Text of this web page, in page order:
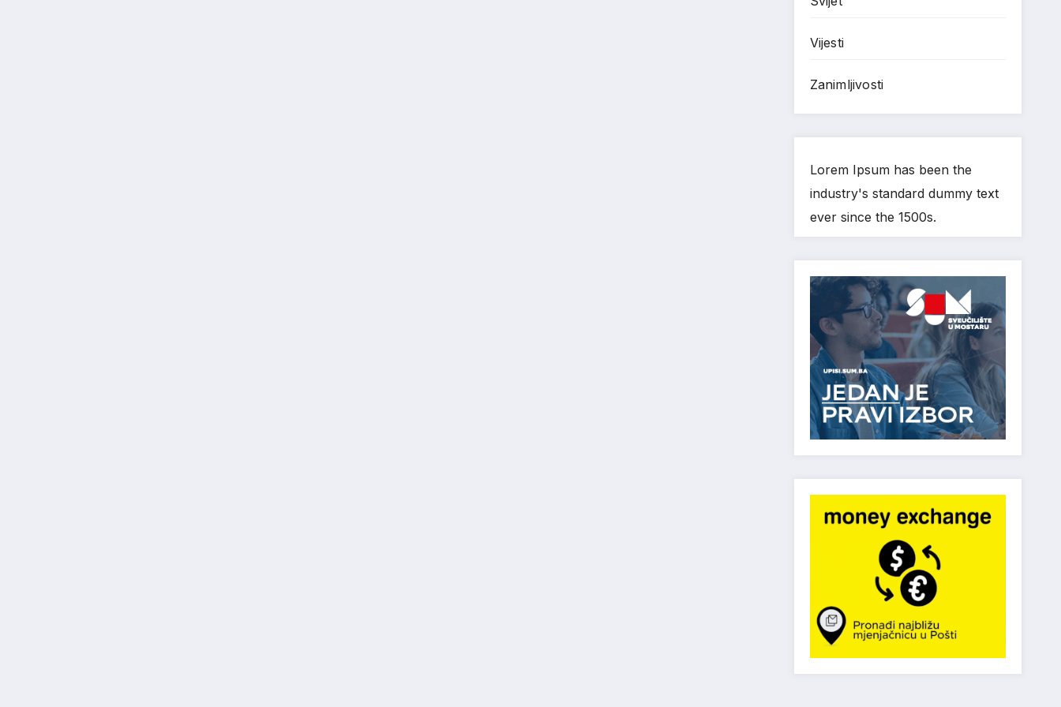
Vijesti
Zanimljivosti
Lorem Ipsum has been the
industry's standard dummy text
ever since the 1500s.